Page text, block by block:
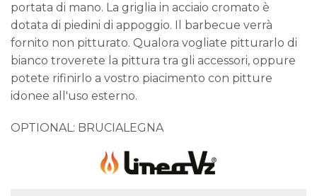
portata di mano. La griglia in acciaio cromato è
dotata di piedini di appoggio. Il barbecue verrà
fornito non pitturato. Qualora vogliate pitturarlo di
bianco troverete la pittura tra gli accessori, oppure
potete rifinirlo a vostro piacimento con pitture
idonee all'uso esterno.
OPTIONAL: BRUCIALEGNA